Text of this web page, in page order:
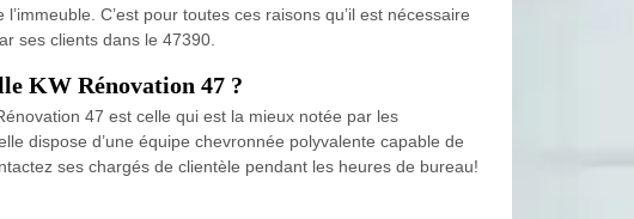
C’est pour toutes ces raisons qu’il est nécessaire
ses clients dans le 47390.
KW Rénovation 47 ?
47 est celle qui est la mieux notée par les
dispose d’une équipe chevronnée polyvalente capable de
ses chargés de clientèle pendant les heures de bureau!